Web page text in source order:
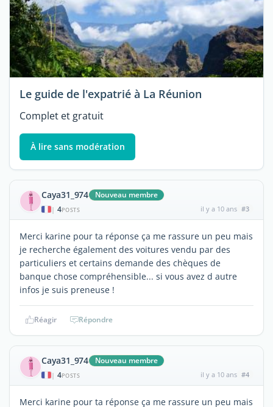
Le guide de l'expatrié à La Réunion
Complet et gratuit
À lire sans modération
Caya31_974 Nouveau membre
| 4POSTS il y a 10 ans #3
Merci karine pour ta réponse ça me rassure un peu mais
je recherche également des voitures vendu par des
particuliers et certains demande des chèques de
banque chose compréhensible... si vous avez d autre
infos je suis preneuse !
Réagir Répondre
Caya31_974 Nouveau membre
| 4POSTS il y a 10 ans #4
Merci karine pour ta réponse ça me rassure un peu mais